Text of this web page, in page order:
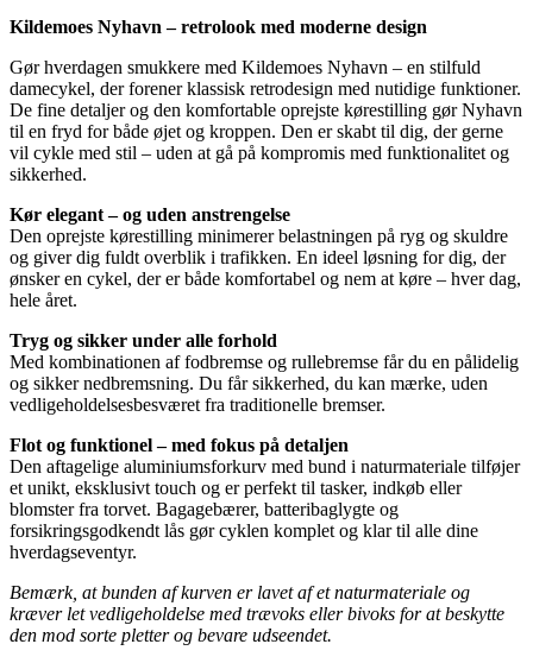
Kildemoes Nyhavn – retrolook med moderne design
Gør hverdagen smukkere med Kildemoes Nyhavn – en stilfuld
damecykel, der forener klassisk retrodesign med nutidige funktioner.
De fine detaljer og den komfortable oprejste kørestilling gør Nyhavn
til en fryd for både øjet og kroppen. Den er skabt til dig, der gerne
vil cykle med stil – uden at gå på kompromis med funktionalitet og
sikkerhed.
Kør elegant – og uden anstrengelse
Den oprejste kørestilling minimerer belastningen på ryg og skuldre
og giver dig fuldt overblik i trafikken. En ideel løsning for dig, der
ønsker en cykel, der er både komfortabel og nem at køre – hver dag,
hele året.
Tryg og sikker under alle forhold
Med kombinationen af fodbremse og rullebremse får du en pålidelig
og sikker nedbremsning. Du får sikkerhed, du kan mærke, uden
vedligeholdelsesbesværet fra traditionelle bremser.
Flot og funktionel – med fokus på detaljen
Den aftagelige aluminiumsforkurv med bund i naturmateriale tilføjer
et unikt, eksklusivt touch og er perfekt til tasker, indkøb eller
blomster fra torvet. Bagagebærer, batteribaglygte og
forsikringsgodkendt lås gør cyklen komplet og klar til alle dine
hverdagseventyr.
Bemærk, at bunden af kurven er lavet af et naturmateriale og
kræver let vedligeholdelse med trævoks eller bivoks for at beskytte
den mod sorte pletter og bevare udseendet.